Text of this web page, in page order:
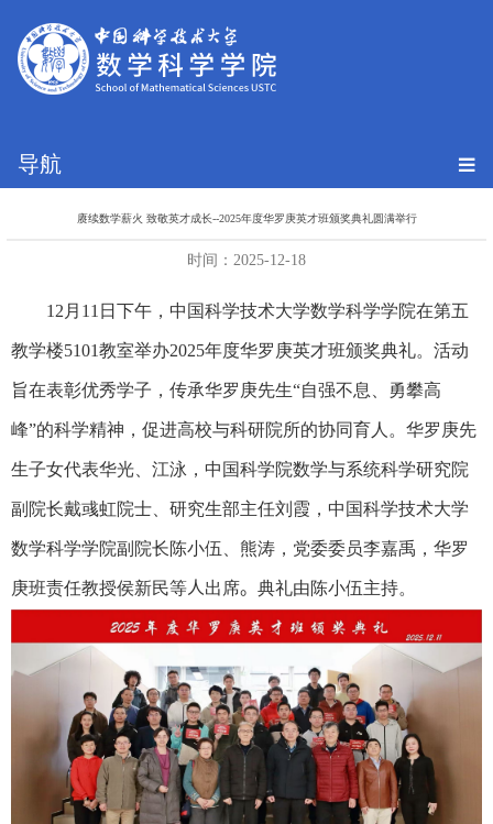
导航
赓续数学薪火 致敬英才成长--2025年度华罗庚英才班颁奖典礼圆满举行
时间：2025-12-18
12 月 11 日下午，中国科学技术大学数学科学学院在第五
教学楼5101教室举办2025年度华罗庚英才班颁奖典礼。活动
旨在表彰优秀学子，传承华罗庚先生“自强不息、勇攀高
峰”的科学精神，促进高校与科研院所的协同育人。华罗庚先
生子女代表华光、江泳，中国科学院数学与系统科学研究院
副院长戴彧虹院士、研究生部主任刘霞，中国科学技术大学
数学科学学院副院长陈小伍、熊涛，党委委员李嘉禹，华罗
庚班责任教授侯新民等人出席。 典礼由陈小伍主持。